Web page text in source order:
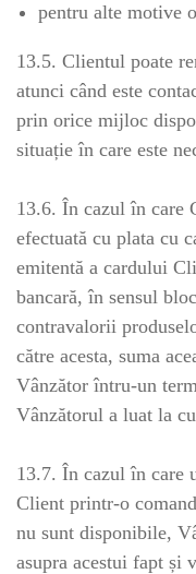
pentru alte motive
13.5. Clientul poate
atunci când este
prin orice mijloc
situație în care este
13.6. În cazul în care
efectuată cu plata cu
emitentă a cardului
bancară, în sensul
contravalorii
către acesta, suma
Vânzător întru-un
Vânzătorul a luat la
13.7. În cazul în care
Client printr-o
nu sunt disponibile,
asupra acestui fapt și